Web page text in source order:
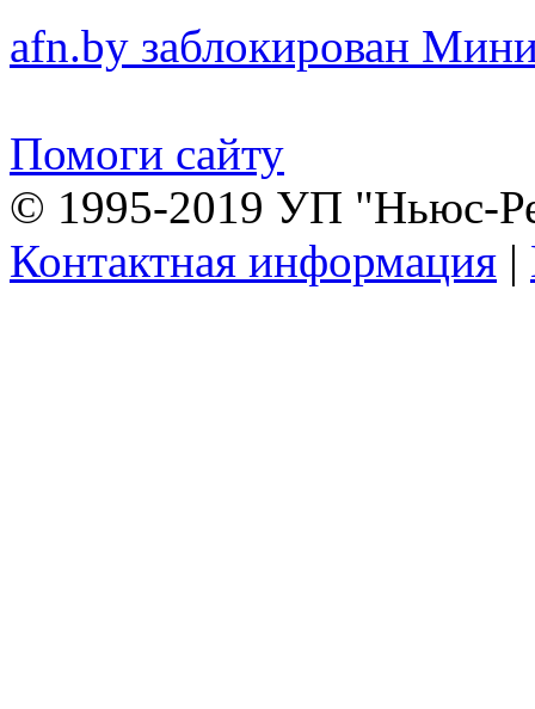
afn.by заблокирован
Помоги сайту
© 1995-2019 УП "Ньюс-
Контактная информация |